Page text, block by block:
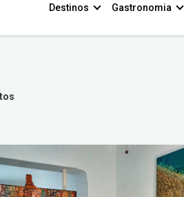
Destinos Gastronomia